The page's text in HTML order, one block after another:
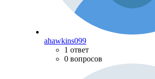
ahawkins099
1 ответ
0 вопросов